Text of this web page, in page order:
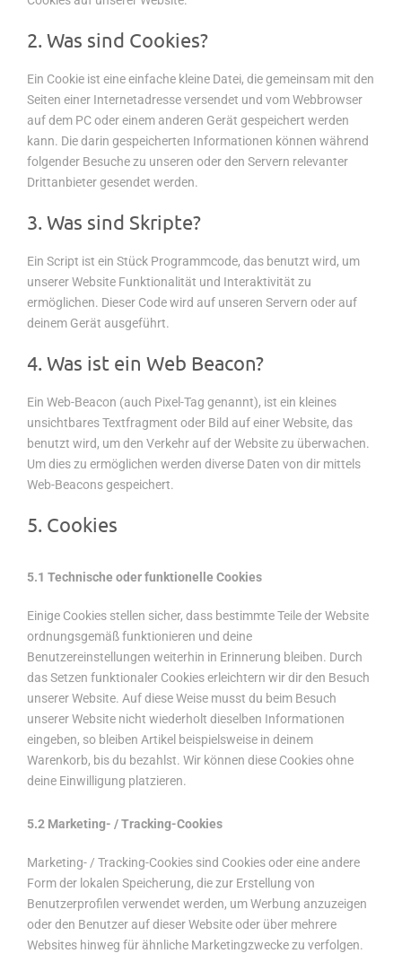
Kontakt
Impressum
Datenschutz
Cookie-Information
2. Was sind Cookies?
Ein Cookie ist eine einfache kleine Datei, die gemeinsam mit den
Seiten einer Internetadresse versendet und vom Webbrowser
auf dem PC oder einem anderen Gerät gespeichert werden
kann. Die darin gespeicherten Informationen können während
folgender Besuche zu unseren oder den Servern relevanter
Drittanbieter gesendet werden.
3. Was sind Skripte?
Ein Script ist ein Stück Programmcode, das benutzt wird, um
unserer Website Funktionalität und Interaktivität zu
ermöglichen. Dieser Code wird auf unseren Servern oder auf
deinem Gerät ausgeführt.
4. Was ist ein Web Beacon?
Ein Web-Beacon (auch Pixel-Tag genannt), ist ein kleines
unsichtbares Textfragment oder Bild auf einer Website, das
benutzt wird, um den Verkehr auf der Website zu überwachen.
Um dies zu ermöglichen werden diverse Daten von dir mittels
Web-Beacons gespeichert.
5. Cookies
5.1 Technische oder funktionelle Cookies
Einige Cookies stellen sicher, dass bestimmte Teile der Website
ordnungsgemäß funktionieren und deine
Benutzereinstellungen weiterhin in Erinnerung bleiben. Durch
das Setzen funktionaler Cookies erleichtern wir dir den Besuch
unserer Website. Auf diese Weise musst du beim Besuch
unserer Website nicht wiederholt dieselben Informationen
eingeben, so bleiben Artikel beispielsweise in deinem
Warenkorb, bis du bezahlst. Wir können diese Cookies ohne
deine Einwilligung platzieren.
5.2 Marketing- / Tracking-Cookies
Marketing- / Tracking-Cookies sind Cookies oder eine andere
Form der lokalen Speicherung, die zur Erstellung von
Benutzerprofilen verwendet werden, um Werbung anzuzeigen
oder den Benutzer auf dieser Website oder über mehrere
Websites hinweg für ähnliche Marketingzwecke zu verfolgen.